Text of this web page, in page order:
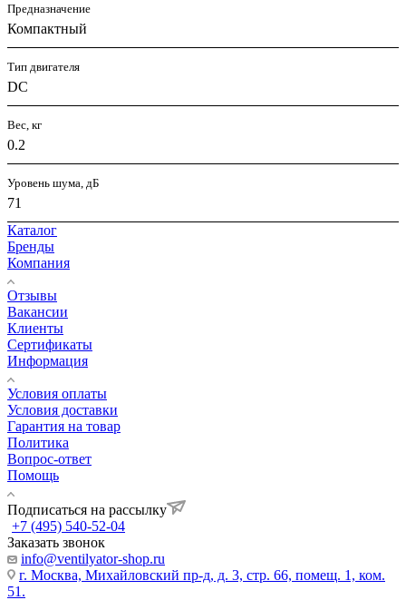
Предназначение
Компактный
Тип двигателя
DC
Вес, кг
0.2
Уровень шума, дБ
71
Каталог
Бренды
Компания
Отзывы
Вакансии
Клиенты
Сертификаты
Информация
Условия оплаты
Условия доставки
Гарантия на товар
Политика
Вопрос-ответ
Помощь
Подписаться на рассылку
+7 (495) 540-52-04
Заказать звонок
info@ventilyator-shop.ru
г. Москва, Михайловский пр-д, д. 3, cтр. 66, помещ. 1, ком.
51.